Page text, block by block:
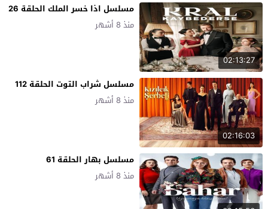
02:13:27
مسلسل اذا خسر الملك الحلقة 26
منذ 8 أشهر
02:16:03
مسلسل شراب التوت الحلقة 112
منذ 8 أشهر
مسلسل بهار الحلقة 61
منذ 8 أشهر